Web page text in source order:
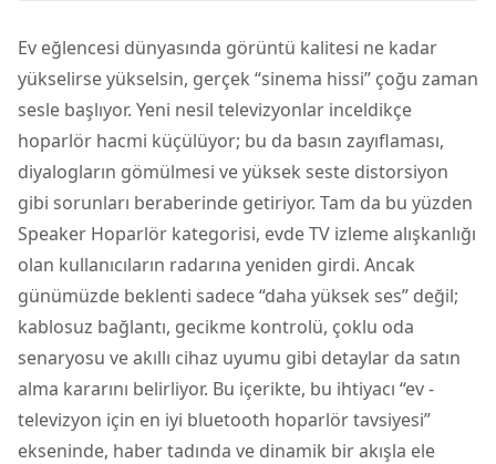
Ev eğlencesi dünyasında görüntü kalitesi ne kadar
yükselirse yükselsin, gerçek “sinema hissi” çoğu zaman
sesle başlıyor. Yeni nesil televizyonlar inceldikçe
hoparlör hacmi küçülüyor; bu da basın zayıflaması,
diyalogların gömülmesi ve yüksek seste distorsiyon
gibi sorunları beraberinde getiriyor. Tam da bu yüzden
Speaker Hoparlör kategorisi, evde TV izleme alışkanlığı
olan kullanıcıların radarına yeniden girdi. Ancak
günümüzde beklenti sadece “daha yüksek ses” değil;
kablosuz bağlantı, gecikme kontrolü, çoklu oda
senaryosu ve akıllı cihaz uyumu gibi detaylar da satın
alma kararını belirliyor. Bu içerikte, bu ihtiyacı “ev -
televizyon için en iyi bluetooth hoparlör tavsiyesi”
ekseninde, haber tadında ve dinamik bir akışla ele